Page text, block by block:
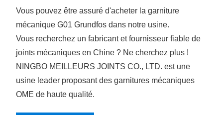
Vous pouvez être assuré d'acheter la garniture
mécanique G01 Grundfos dans notre usine.
Vous recherchez un fabricant et fournisseur fiable de
joints mécaniques en Chine ? Ne cherchez plus !
NINGBO MEILLEURS JOINTS CO., LTD. est une
usine leader proposant des garnitures mécaniques
OME de haute qualité.